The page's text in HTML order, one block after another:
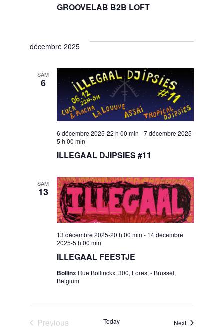
a
t
i
n
GROOVELAB B2B LOFT
décembre 2025
SAM
6
ILLEGAAL DJIPSIES #11
6 décembre 2025-22 h 00 min -7 décembre 2025-
5 h 00 min
SAM
13
ILLEGAAL FEESTJE
13 décembre 2025-20 h 00 min - 14 décembre
2025-5 h 00 min
Bollinx Rue Bollinckx, 300, Forest - Brussel,
Belgium
Previous
Today NextEvents